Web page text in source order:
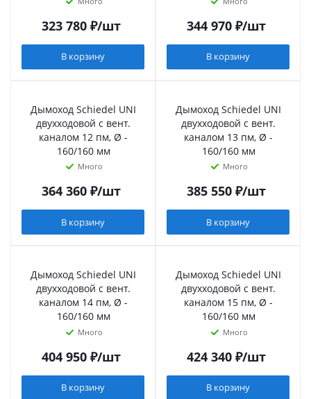
323 780₽/шт
В корзину
344 970₽/шт
В корзину
Дымоход Schiedel UNI
двухходовой с вент.
каналом 12 пм, Ø -
160/160 мм
Много
364 360₽/шт
В корзину
Дымоход Schiedel UNI
двухходовой с вент.
каналом 13 пм, Ø -
160/160 мм
Много
385 550₽/шт
В корзину
Дымоход Schiedel UNI
двухходовой с вент.
каналом 14 пм, Ø -
160/160 мм
Много
404 950₽/шт
В корзину
Дымоход Schiedel UNI
двухходовой с вент.
каналом 15 пм, Ø -
160/160 мм
Много
424 340₽/шт
В корзину